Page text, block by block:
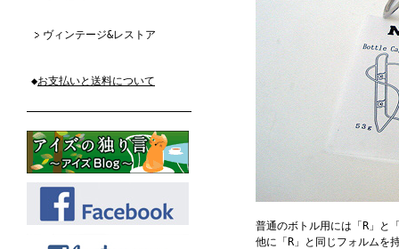
ヴィンテージ&レストア
◆お支払いと送料について
普通のボトル用には「R」と
他に「R」と同じフォルムを